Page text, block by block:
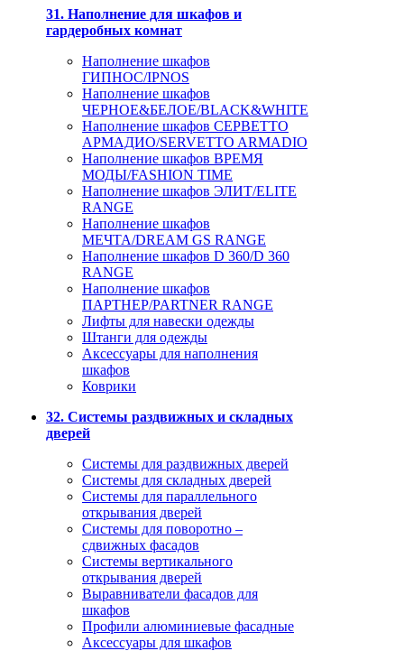
31. Наполнение для шкафов и
гардеробных комнат
Наполнение шкафов
ГИПНОС/IPNOS
Наполнение шкафов
ЧЕРНОЕ&БЕЛОЕ/BLACK&WHITE
Наполнение шкафов СЕРВЕТТО
АРМАДИО/SERVETTO ARMADIO
Наполнение шкафов ВРЕМЯ
МОДЫ/FASHION TIME
Наполнение шкафов ЭЛИТ/ELITE
RANGE
Наполнение шкафов
МЕЧТА/DREAM GS RANGE
Наполнение шкафов D 360/D 360
RANGE
Наполнение шкафов
ПАРТНЕР/PARTNER RANGE
Лифты для навески одежды
Штанги для одежды
Аксессуары для наполнения
шкафов
Коврики
32. Системы раздвижных и складных
дверей
Системы для раздвижных дверей
Системы для складных дверей
Системы для параллельного
открывания дверей
Системы для поворотно –
сдвижных фасадов
Системы вертикального
открывания дверей
Выравниватели фасадов для
шкафов
Профили алюминиевые фасадные
Аксессуары для шкафов